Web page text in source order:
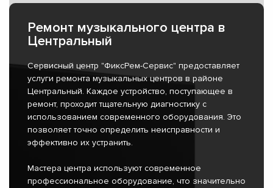
Ремонт музыкального центра в
Центральный
Сервисный центр "ФиксРем-Сервис" предоставляет
услуги ремонта музыкальных центров в районе
Центральный. Каждое устройство, поступающее в
ремонт, проходит тщательную диагностику с
использованием современного оборудования. Это
позволяет точно определить неисправности и
эффективно их устранить.
Мастера центра используют современное
профессиональное оборудование, что значительно